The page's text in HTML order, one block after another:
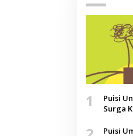
1
Puisi
Surga
Doa
Puisi